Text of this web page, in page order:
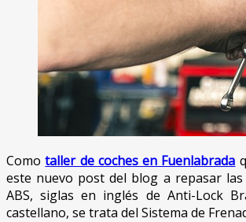
Comotaller de coches en Fuenlabrada
este nuevo post del blog a repasar las
ABS, siglas en inglés de Anti-Lock
castellano, se trata del Sistema de